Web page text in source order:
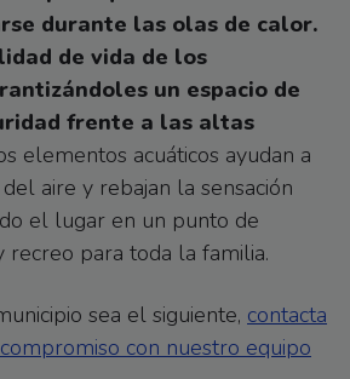
durante las olas de calor.
de vida de los
un espacio de
frente a las altas
elementos acuáticos ayudan a
aire y rebajan la sensación
el lugar en un punto de
recreo para toda la familia.
sea el siguiente, contacta
con nuestro equipo